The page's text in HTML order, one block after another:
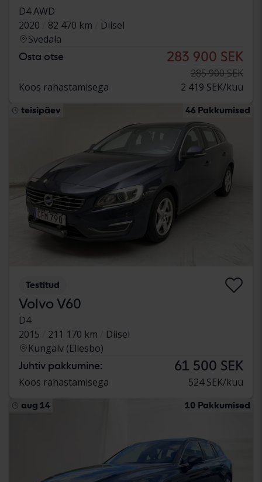
D4 AWD
2020
82 470 km
Diisel
Svedala
Osta otse 283 900 SEK
285 900 SEK
Koos rahastamisega
2 419 SEK/kuu
teisipäev 46 Pakkumised
Testitud
Volvo V60
D4
2015
211 170 km
Diisel
Kungälv (Ellesbo)
Juhtiv pakkumine: 61 500 SEK
Koos rahastamisega 524 SEK/kuu
aug 14 10 Pakkumised